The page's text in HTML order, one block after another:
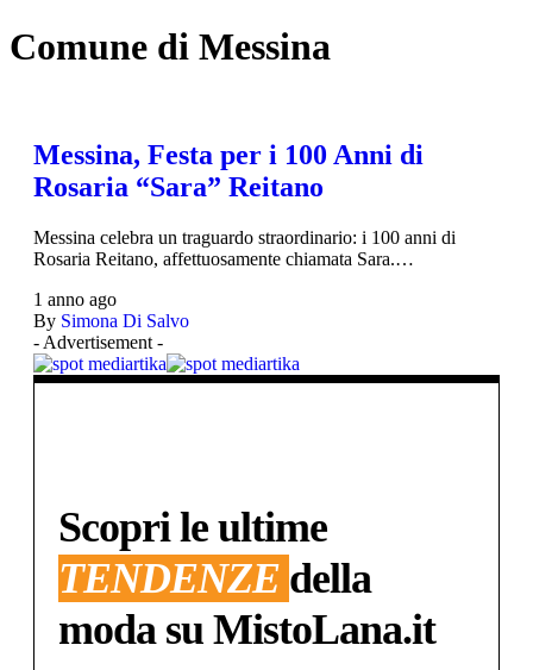
Comune di Messina
Messina, Festa per i 100 Anni di
Rosaria “Sara” Reitano
Messina celebra un traguardo straordinario: i 100 anni di
Rosaria Reitano, affettuosamente chiamata Sara.…
1 anno ago
By Simona Di Salvo
- Advertisement -
Scopri le ultime
TENDENZE della
moda su MistoLana.it